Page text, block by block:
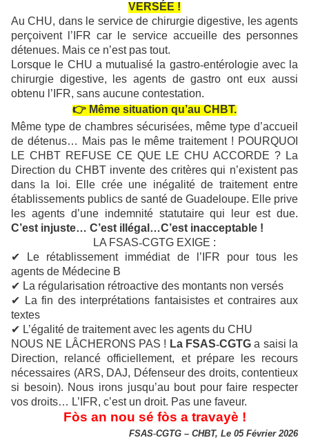
VERSÉE !
Au CHU, dans le service de chirurgie digestive, les agents
perçoivent l’IFR car le service accueille des personnes
détenues. Mais ce n’est pas tout.
Lorsque le CHU a mutualisé la gastro‑entérologie avec la
chirurgie digestive, les agents de gastro ont eux aussi
obtenu l ’ IFR, sans aucune contestation.
👉 Même situation qu’au CHBT.
Même type de chambres sécurisées, même type d’accueil
de détenus… Mais pas le même traitement ! POURQUOI
LE CHBT REFUSE CE QUE LE CHU ACCORDE ? La
Direction du CHBT invente des critères qui n’existent pas
dans la loi. Elle crée une inégalité de traitement entre
établissements publics de santé de Guadeloupe. Elle prive
les agents d’une indemnité statutaire qui leur est due.
C’est injuste… C’est illégal…C’est inacceptable !
LA FSAS‑CGTG EXIGE :
✔ Le rétablissement immédiat de l’IFR pour tous les
agents de Médecine B
✔ La régularisation rétroactive des montants non versés
✔ La fin des interprétations fantaisistes et contraires aux
textes
✔ L’égalité de traitement avec les agents du CHU
NOUS NE LÂCHERONS PAS ! La FSAS‑CGTG a saisi la
Direction, relancé officiellement, et prépare les recours
nécessaires (ARS, DAJ, Défenseur des droits, contentieux
si besoin). Nous irons jusqu’au bout pour faire respecter
vos droits… L’IFR, c’est un droit. Pas une faveur.
Fòs an nou sé fòs a travayè !
FSAS‑CGTG – CHBT, Le 05 Février 2026